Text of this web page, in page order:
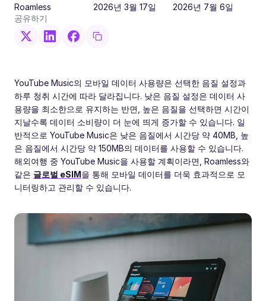
Roamless
2026년 3월 17일
2026년 7월 6일
공유하기
YouTube Music의 모바일 데이터 사용량은 선택한 음질 설정과
하루 청취 시간에 따라 달라집니다. 낮은 음질 설정은 데이터 사
용량을 최소한으로 유지하는 반면, 높은 음질을 선택하면 시간이
지날수록 데이터 소비량이 더 눈에 띄게 증가할 수 있습니다. 일
반적으로 YouTube Music은 낮은 음질에서 시간당 약 40MB, 높
은 음질에서 시간당 약 150MB의 데이터를 사용할 수 있습니다.
해외여행 중 YouTube Music을 사용할 계획이라면, Roamless와
같은 글로벌 eSIM을 통해 모바일 데이터를 더욱 효과적으로 모
니터링하고 관리할 수 있습니다.